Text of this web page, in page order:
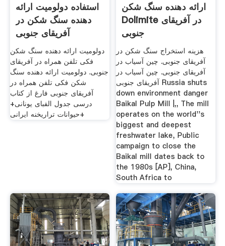
استفاده دولومیت ارائه
دهنده سنگ شکن در
آفریقای جنوبی
دولومیت ارائه دهنده سنگ شکن
فکی تلفن همراه در آفریقای
جنوبی. دولومیت ارائه دهنده سنگ
شکن فکی تلفن همراه در
آفریقای جنوبی فارغ از کتاب
درسی جدول الفبای یونانی+
حیوانات تراریخنه ایرانی+
ارائه دهنده سنگ شکن
Dolimite در آفریقای
جنوبی
هزینه استخراج سنگ شکن در
آفریقای جنوبی. چین آسیاب در
آفریقای جنوبی. چین آسیاب در
آفریقای جنوبی Russia shuts
down environment danger
Baikal Pulp Mill |,, The mill
operates on the world''s
biggest and deepest
freshwater lake, Public
campaign to close the
Baikal mill dates back to
the 1980s [AP], China,
South Africa to